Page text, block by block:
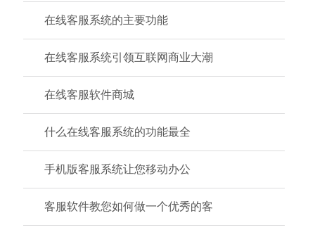
在线客服系统的主要功能
在线客服系统引领互联网商业大潮
在线客服软件商城
什么在线客服系统的功能最全
手机版客服系统让您移动办公
客服软件教您如何做一个优秀的客